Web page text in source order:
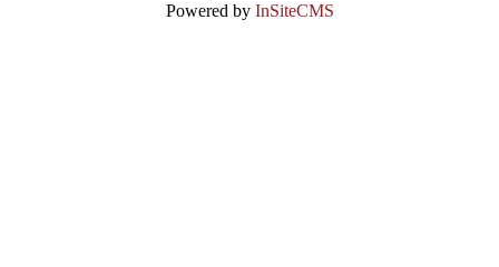
Powered by InSiteCMS